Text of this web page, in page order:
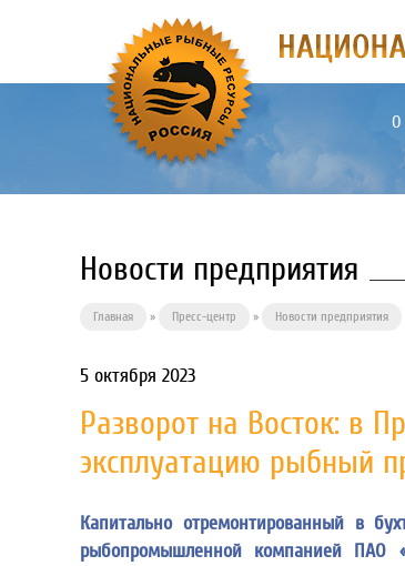
О
Новости предприятия
Главная » Пресс-центр » Новости предприятия
5 октября 2023
Разворот на Восток: в
эксплуатацию рыбный
Капитально отремонтированный в
рыбопромышленной компанией ПАО